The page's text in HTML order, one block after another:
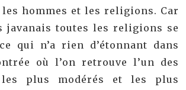
hommes et les religions. Car
javanais toutes les religions se
qui n’a rien d’étonnant dans
où l’on retrouve l’un des
plus modérés et les plus